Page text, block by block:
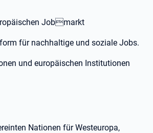
Jobmarkt
für nachhaltige und soziale Jobs.
und europäischen Institutionen
Nationen für Westeuropa,